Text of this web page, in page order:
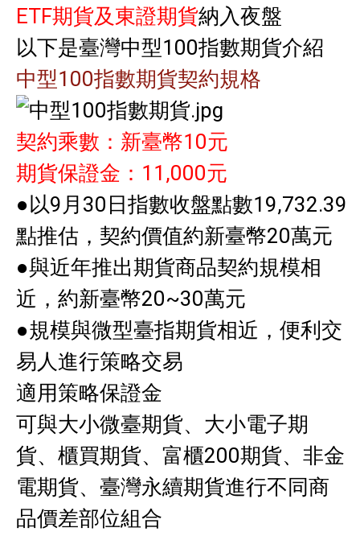
ETF期貨及東證期貨納入夜盤
以下是臺灣中型100指數期貨介紹
中型100指數期貨契約規格
契約乘數：新臺幣10元
期貨保證金：11,000元
●以9月30日指數收盤點數19,732.39
點推估，契約價值約新臺幣20萬元
●與近年推出期貨商品契約規模相
近，約新臺幣20~30萬元
●規模與微型臺指期貨相近，便利交
易人進行策略交易
適用策略保證金
可與大小微臺期貨、大小電子期
貨、櫃買期貨、富櫃200期貨、非金
電期貨、臺灣永續期貨進行不同商
品價差部位組合